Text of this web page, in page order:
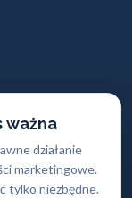
ważna
działanie
marketingowe.
tylko niezbędne.